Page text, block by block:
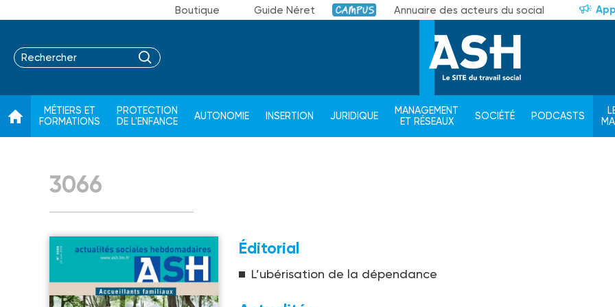
Boutique Guide Néret Campus Annuaire des acteurs du social
MÉTIERS ET
FORMATIONS
PROTECTION
DE L'ENFANCE
AUTONOMIE INSERTION JURIDIQUE
MANAGEMENT
ET RÉSEAUX
SOCIÉTÉ PODCASTS
3066
Éditorial
L’ubérisation de la dépendance